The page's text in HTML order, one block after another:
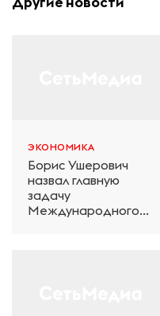
ЭКОНОМИКА
Борис Ушерович
назвал главную
задачу
Международного